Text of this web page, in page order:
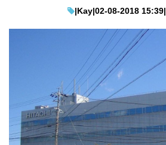
教學評測
生成式AI與雲端應用
Enterprise Digital Transformation
|Kay|02-08-2018 15:39|